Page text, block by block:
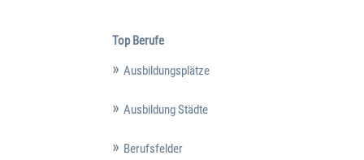
Top Berufe
Ausbildungsplätze
Ausbildung Städte
Berufsfelder